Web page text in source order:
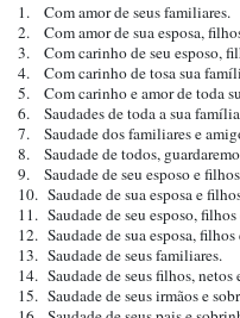
1. Com amor de seus familiares.
2. Com amor de sua esposa,
3. Com carinho de seu esposo,
4. Com carinho de tosa sua
5. Com carinho e amor de toda
6. Saudades de toda a sua
7. Saudade dos familiares e
8. Saudade de todos,
9. Saudade de seu esposo e
10. Saudade de sua esposa e
11. Saudade de seu esposo, filhos
12. Saudade de sua esposa, filhos
13. Saudade de seus familiares.
14. Saudade de seus filhos, netos
15. Saudade de seus irmãos e